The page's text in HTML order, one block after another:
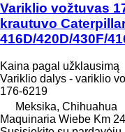
Variklio vožtuvas
krautuvo
416D/420D/430F/
Kaina pagal užklausimą
Variklio dalys - variklio
176-6219
Meksika, Chihuahua
Maquinaria Wiebe Km